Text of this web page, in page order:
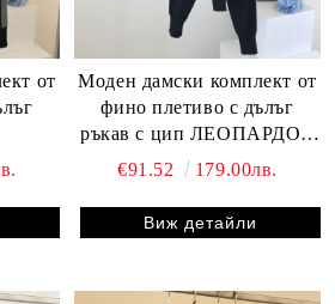
от
Моден дамски комплект от
фино плетиво с дълъг
ръкав с цип ЛЕОПАРДОВ
ПРИНТ
€91.52 179.00лв.
Виж детайли